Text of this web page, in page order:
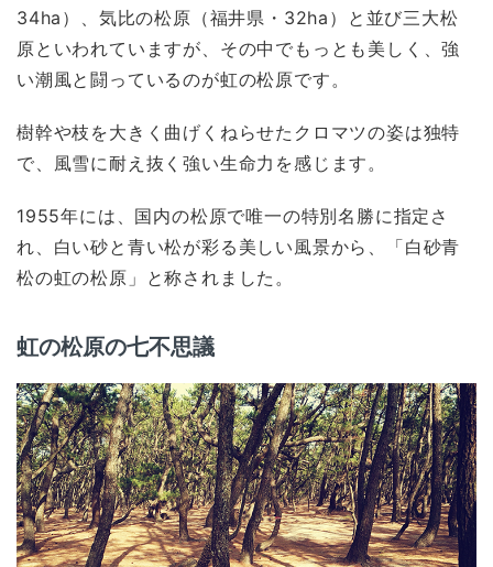
34ha）、気比の松原（福井県・32ha）と並び三大松
原といわれていますが、その中でもっとも美しく、強
い潮風と闘っているのが虹の松原です。
樹幹や枝を大きく曲げくねらせたクロマツの姿は独特
で、風雪に耐え抜く強い生命力を感じます。
1955年には、国内の松原で唯一の特別名勝に指定さ
れ、白い砂と青い松が彩る美しい風景から、「白砂青
松の虹の松原」と称されました。
虹の松原の七不思議